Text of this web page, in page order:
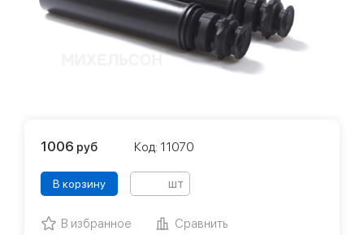
1006 руб Код: 11070
В корзину шт
В избранное Сравнить